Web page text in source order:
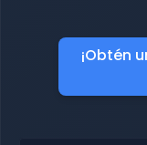
¡Obtén